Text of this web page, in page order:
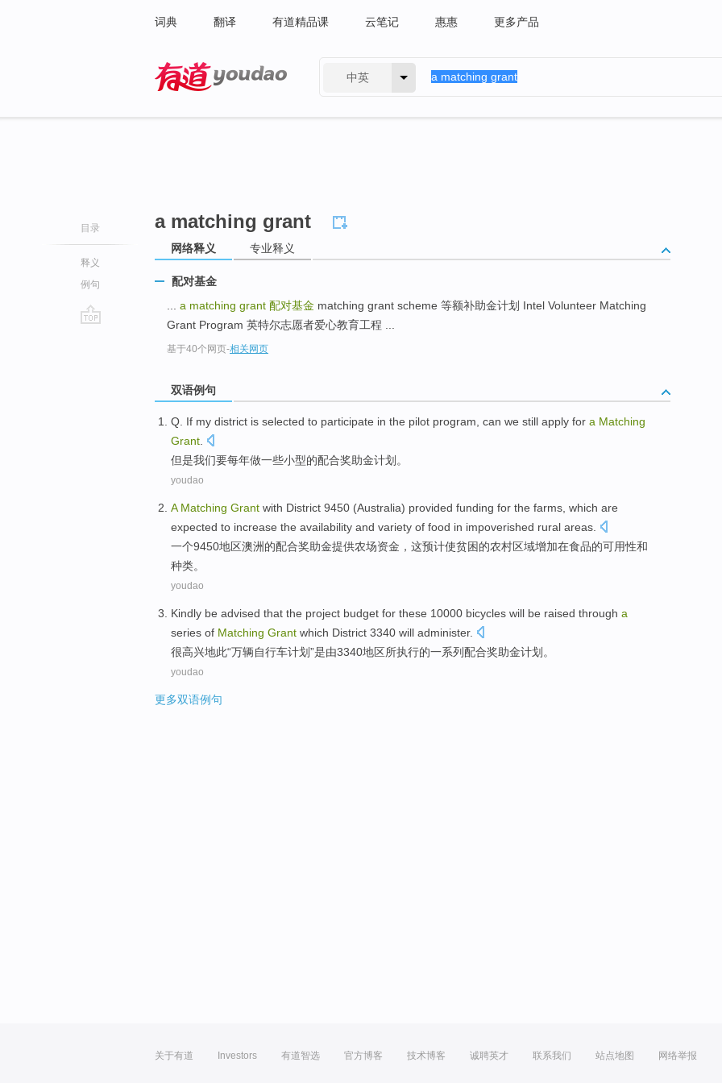
词典 翻译 有道精品课 云笔记 惠惠 更多产品
中英
目录
释义
例句
a matching grant
网络释义 专业释义
配对基金
a matching grant 配对基金 matching grant scheme 等额补助金计划 Intel Volunteer Matching
Grant Program 英特尔志愿者爱心教育工程 ...
基于40个网页-相关网页
双语例句
Q. If my district is selected to participate in the pilot program, can we still apply for a Matching
Grant.
但是我们要每年做一些小型的配合奖助金计划 。
youdao
A Matching Grant with District 9450 (Australia) provided funding for the farms which are
expected to increase the availability and variety of food in impoverished rural areas
一个9450地区澳洲的配合奖助金提供农场资金 ， 这预计使贫困的农村区域增加在食品的可用性和
种类。
youdao
Kindly be advised that the project budget for these 10000 bicycles will be raised through a
series of Matching Grant which District 3340 will administer.
很高兴地此“万辆自行车计划”是由3340地区所执行的一系列配合奖助金计划。
youdao
更多双语例句
关于有道 Investors 有道智选 官方博客 技术博客 诚聘英才 联系我们 站点地图 网络举报